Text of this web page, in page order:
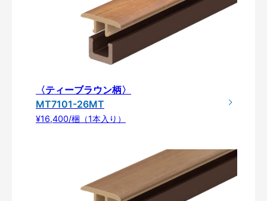
〈ティーブラウン柄〉
MT7101-26MT
¥16,400/梱（1本入り）